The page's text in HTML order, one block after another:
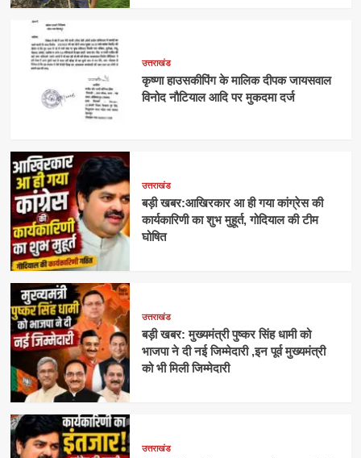
उत्तराखंड
कृष्णा हाउसकीपिंग के मालिक दीपक जायसवाल
विनोद नौटियाल आदि पर मुकदमा दर्ज
उत्तराखंड
बड़ी खबर:आखिरकार आ ही गया कांग्रेस की
कार्यकारिणी का शुभ मुहूर्त, गोदियाल की टीम
घोषित
उत्तराखंड
बड़ी खबर: मुख्यमंत्री पुष्कर सिंह धामी को
भाजपा ने दी नई जिम्मेदारी ,इन पूर्व मुख्यमंत्री
को भी मिली जिम्मेदारी
उत्तराखंड